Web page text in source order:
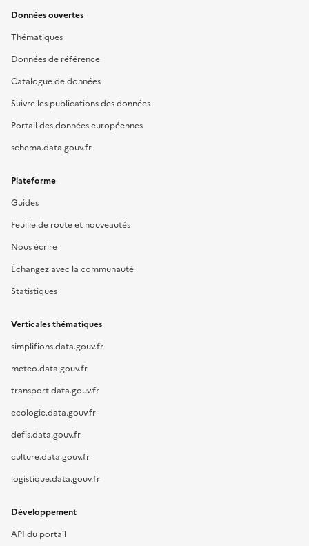
Données ouvertes
Thématiques
Données de référence
Catalogue de données
Suivre les publications des données
Portail des données européennes
schema.data.gouv.fr
Plateforme
Guides
Feuille de route et nouveautés
Nous écrire
Échangez avec la communauté
Statistiques
Verticales thématiques
simplifions.data.gouv.fr
meteo.data.gouv.fr
transport.data.gouv.fr
ecologie.data.gouv.fr
defis.data.gouv.fr
culture.data.gouv.fr
logistique.data.gouv.fr
Développement
API du portail